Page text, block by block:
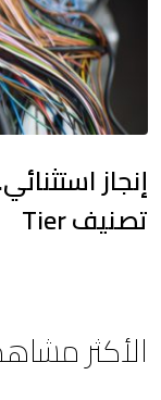
إنجاز
تصنيف Tier
الأكثر